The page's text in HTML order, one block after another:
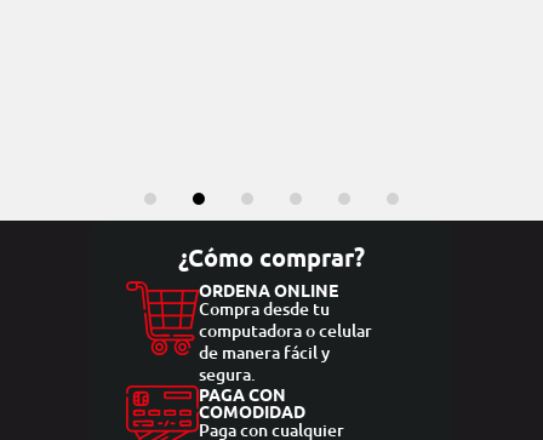
¿Cómo comprar?
ORDENA ONLINE
Compra desde tu
computadora o celular
de manera fácil y
segura.
PAGA CON
COMODIDAD
Paga con cualquier